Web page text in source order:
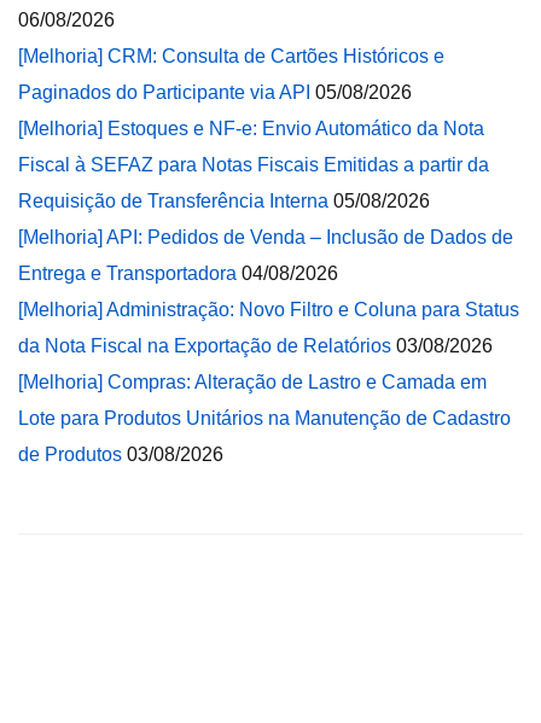
06/08/2026
[Melhoria] CRM: Consulta de Cartões Históricos e
Paginados do Participante via API 05/08/2026
[Melhoria] Estoques e NF-e: Envio Automático da Nota
Fiscal à SEFAZ para Notas Fiscais Emitidas a partir da
Requisição de Transferência Interna 05/08/2026
[Melhoria] API: Pedidos de Venda – Inclusão de Dados de
Entrega e Transportadora 04/08/2026
[Melhoria] Administração: Novo Filtro e Coluna para Status
da Nota Fiscal na Exportação de Relatórios 03/08/2026
[Melhoria] Compras: Alteração de Lastro e Camada em
Lote para Produtos Unitários na Manutenção de Cadastro
de Produtos 03/08/2026